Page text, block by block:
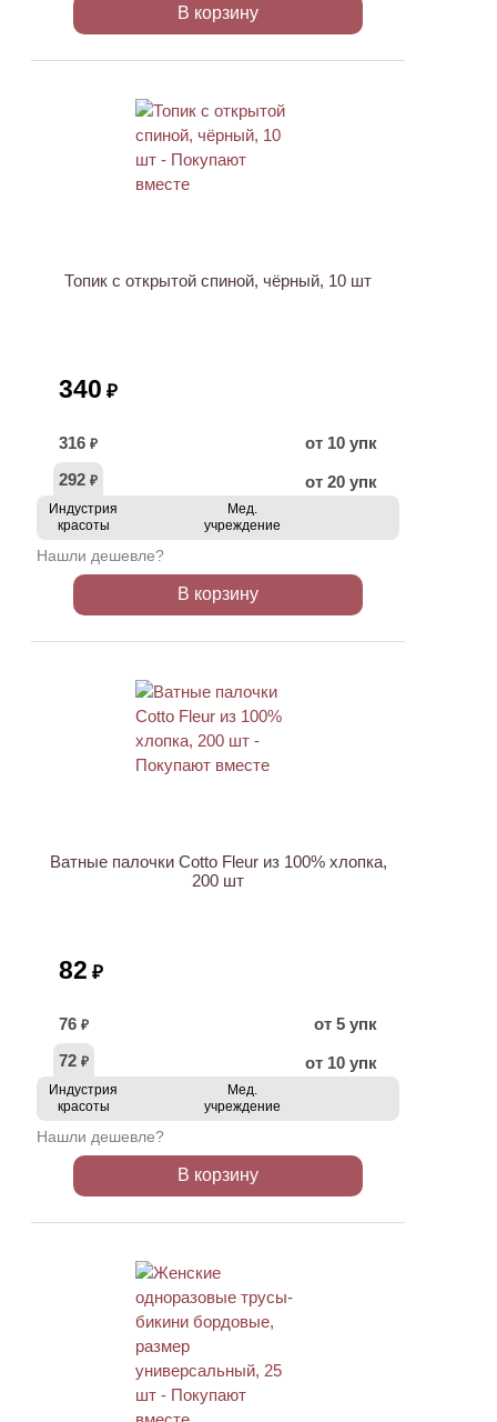
В корзину
Топик с открытой спиной, чёрный, 10 шт
340 ₽
316 ₽
от 10 упк
292 ₽ от 20 упк
Индустрия
красоты
Мед.
учреждение
Нашли дешевле?
В корзину
Ватные палочки Cotto Fleur из 100% хлопка,
200 шт
82 ₽
76 ₽
от 5 упк
72 ₽ от 10 упк
Индустрия
красоты
Мед.
учреждение
Нашли дешевле?
В корзину